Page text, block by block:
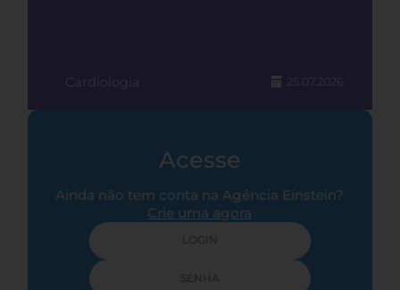
Cardiologia 25.07.2026
Acesse
Ainda não tem conta na Agência Einstein?
Crie uma agora